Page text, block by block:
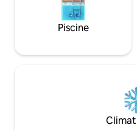
Piscine